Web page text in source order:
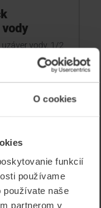
O cookies
funkcií
používame
používate naše
partnerom v
vody, 1/2